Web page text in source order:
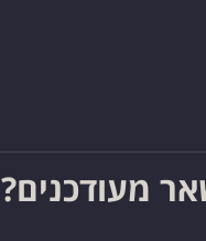
מעודכנים?